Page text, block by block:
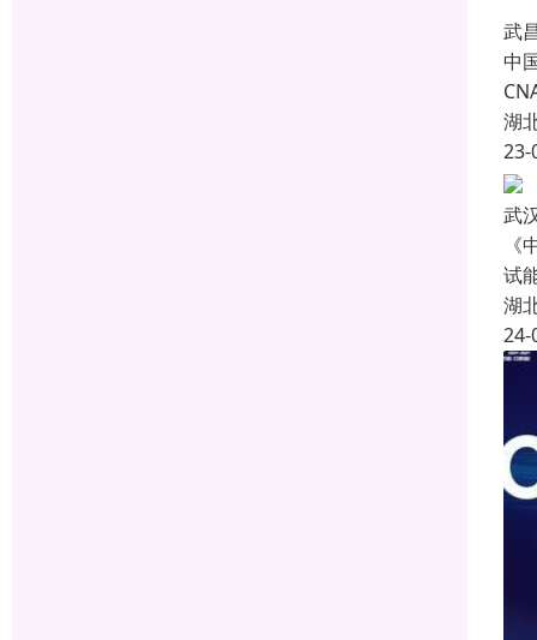
武
中
湖
23-
武
试
湖
24-